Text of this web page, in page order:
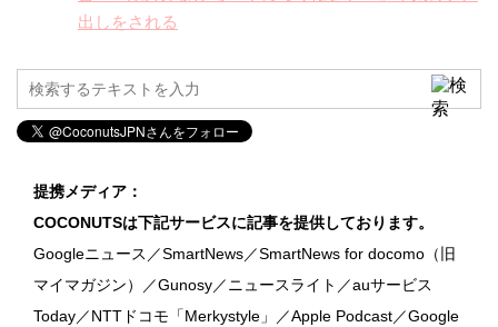
出しをされる
提携メディア：
COCONUTSは下記サービスに記事を提供しております。
Googleニュース／SmartNews／SmartNews for docomo（旧
マイマガジン）／Gunosy／ニュースライト／auサービス
Today／NTTドコモ「Merkystyle」／Apple Podcast／Google